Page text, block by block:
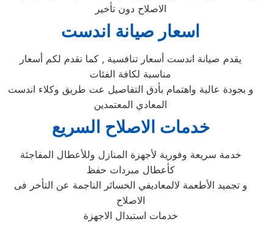
الاصلاح دون تأخير
اسعار صيانة اندست
يقدم صيانة اندست أسعار تنافسية , كما نقدم لكم أسعار
مناسبة لكافة الفئات
و بجودة عالية واهتمام بأدق التفاصيل عت طريق وكلاء اندست
المعادي المعتمدين
خدمات الاصلاح السريع
خدمة سريعة وفورية لأجهزة المنازل وللأعطال المفاجئة
كأعطال مبردات حفظ
و تجميد الأطعمة لالمعاديفي الخسائر الناجمة عن التأخر فى
الاصلاح
خدمات استبدال الاجهزة